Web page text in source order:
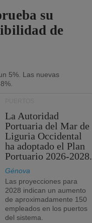
su
de
5%. Las nuevas
La Autoridad
Portuaria del Mar de
Liguria Occidental
ha adoptado el Plan
Portuario 2026-2028.
Génova
Las proyecciones para
2028 indican un aumento
de aproximadamente 150
empleados en los puertos
del sistema.